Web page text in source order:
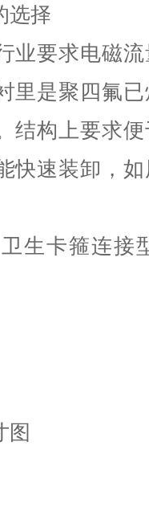
选择
要求电磁流
里是聚四氟
结构上要求
快速装卸，
生卡箍连接
图